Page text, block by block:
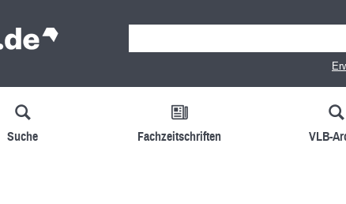
Suche Fachzeitschriften VLB-